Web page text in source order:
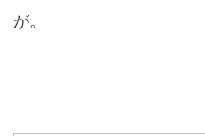
が。